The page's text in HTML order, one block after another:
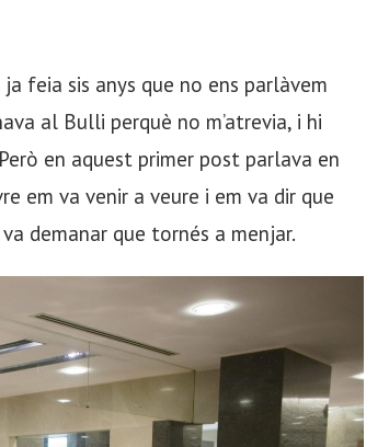
feia sis anys que no ens parlàvem
al Bulli perquè no m’atrevia, i hi
en aquest primer post parlava en
em va venir a veure i em va dir que
demanar que tornés a menjar.